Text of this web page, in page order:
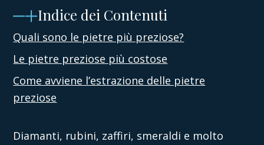
Indice dei Contenuti
Quali sono le pietre più preziose?
Le pietre preziose più costose
Come avviene l’estrazione delle pietre
preziose
Diamanti, rubini, zaffiri, smeraldi e molto